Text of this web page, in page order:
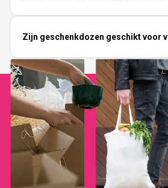
Zijn geschenkdozen geschikt voor